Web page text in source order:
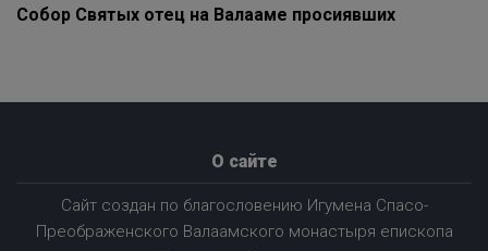
Собор Святых отец на Валааме просиявших
О сайте
Сайт создан по благословению Игумена Спасо-
Преображенского Валаамского монастыря епископа